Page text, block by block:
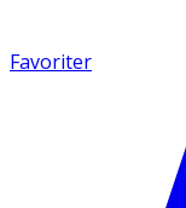
Favoriter